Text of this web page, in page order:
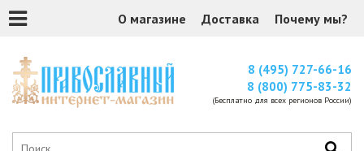
О магазине Доставка Почему мы?
8 (495) 727-66-16
8 (800) 775-83-32
(Бесплатно для всех регионов России)